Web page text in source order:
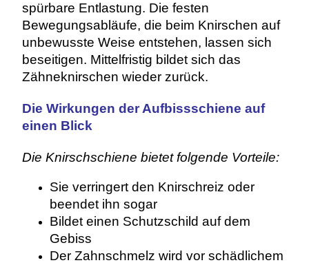
spürbare Entlastung. Die festen
Bewegungsabläufe, die beim Knirschen auf
unbewusste Weise entstehen, lassen sich
beseitigen. Mittelfristig bildet sich das
Zähneknirschen wieder zurück.
Die Wirkungen der Aufbissschiene auf
einen Blick
Die Knirschschiene bietet folgende Vorteile:
Sie verringert den Knirschreiz oder
beendet ihn sogar
Bildet einen Schutzschild auf dem
Gebiss
Der Zahnschmelz wird vor schädlichem